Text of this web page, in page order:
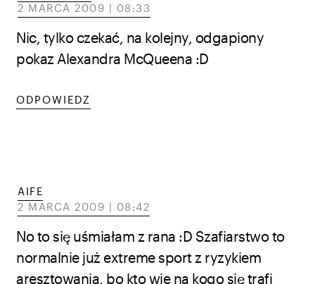
2 MARCA 2009 | 08:33
Nic, tylko czekać, na kolejny, odgapiony
pokaz Alexandra McQueena :D
ODPOWIEDZ
AIFE
2 MARCA 2009 | 08:42
No to się uśmiałam z rana :D Szafiarstwo to
normalnie już extreme sport z ryzykiem
aresztowania, bo kto wie na kogo się trafi